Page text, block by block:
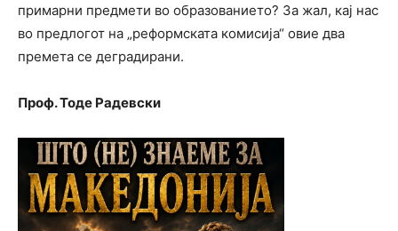
примарни предмети во образованието? За жал, кај нас
во предлогот на „реформската комисија“ овие два
премета се деградирани.
Проф. Тоде Радевски